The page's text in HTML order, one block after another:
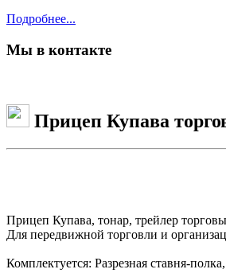
Подробнее...
Мы в контакте
Прицеп Купава
Прицеп Купава, тонар, трейлер
Для передвижной торговли и
Комплектуется: Разрезная ставня-